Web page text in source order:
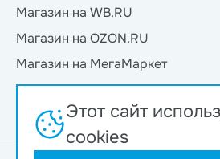
Магазин на WB.RU
Магазин на OZON.RU
Магазин на МегаМаркет
Магазин на Яндекс.Маркет
Магазин на Магнит Маркет
Этот сайт
cookies